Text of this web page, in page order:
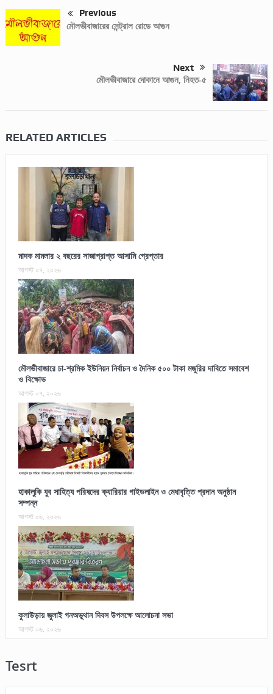
Previous
মৌলভীবাজারের সেন্ট্রাল রোডে আগুন
Next
মৌলভীবাজারে দোকানে আগুন, নিহত-৫
RELATED ARTICLES
মাদক মামলার ২ বছরের সাজাপ্রাপ্ত আসামি গ্রেপ্তার
আগস্ট ০৭, ২০২৬
মৌলভীবাজারে চা-শ্রমিক ইউনিয়ন নির্বাচন ও দৈনিক ৫০০ টাকা মজুরির দাবিতে সমাবেশ
ও বিক্ষোভ
আগস্ট ০৭, ২০২৬
হাকালুকি যুব সাহিত্য পরিষদের ক্যারিয়ার গাইডলাইন ও মেধাবৃত্তি প্রদান অনুষ্ঠান
সম্পন্ন
আগস্ট ০৬, ২০২৬
কুলাউড়ায় জুলাই গনঅভূথান দিবস উপলক্ষে আলোচনা সভা
আগস্ট ০৬, ২০২৬
Tesrt